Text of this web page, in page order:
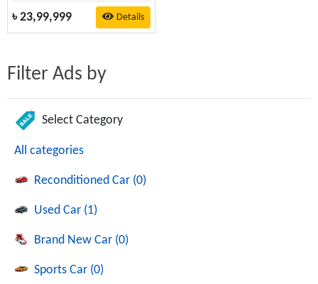
Filter Ads by
Select Category
All categories
Reconditioned Car (0)
Used Car (1)
Brand New Car (0)
Sports Car (0)
৳ 23,99,999 Details